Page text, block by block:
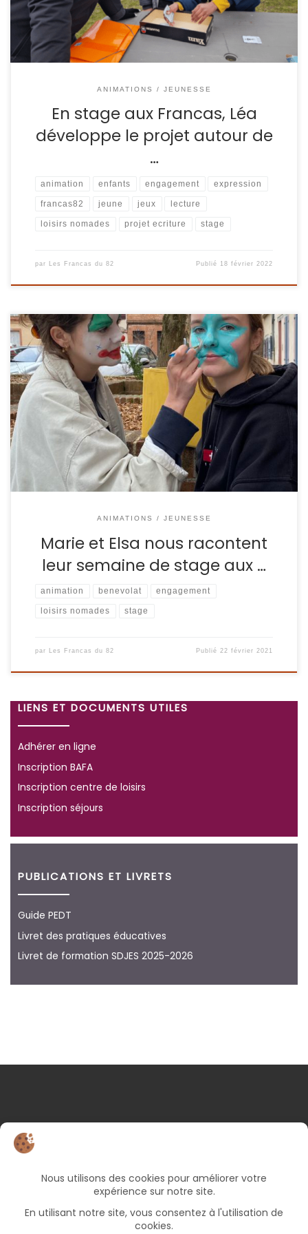
ANIMATIONS / JEUNESSE
En stage aux Francas, Léa
développe le projet autour de
…
animation enfants engagement expression
francas82 jeune jeux lecture
loisirs nomades projet ecriture stage
par Les Francas du 82 Publié 18 février 2022
Nous sommes Elsa et Marie, on a 17 ans et on est en
Terminale au lycée Pierre Marie Théas. Nous avons
décidé de faire un stage découverte aux Francas. C’est
une association que l’on ne connaissait pas et qui a capté
notre attention. On a alors rencontré Lola qui nous […]
ANIMATIONS / JEUNESSE
Marie et Elsa nous racontent
leur semaine de stage aux …
animation benevolat engagement
loisirs nomades stage
par Les Francas du 82 Publié 22 février 2021
LIENS ET DOCUMENTS UTILES
Adhérer en ligne
Inscription BAFA
Inscription centre de loisirs
Inscription séjours
PUBLICATIONS ET LIVRETS
Guide PEDT
Livret des pratiques éducatives
Livret de formation SDJES 2025-2026
NOS COORDONNÉES
82000 Montauban
05 63 66 49 06
Bureaux ouverts le lundi et jeudi de 9h à 17h, le
mercredi et vendredi de 9h à 12h30 (fermé le